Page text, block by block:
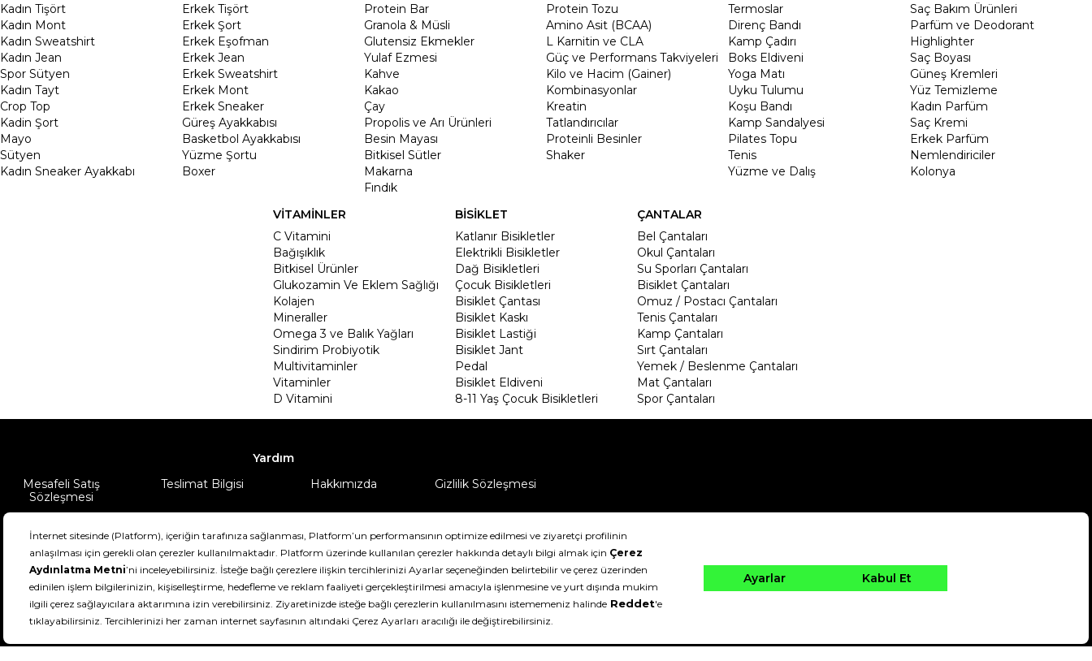
Kadın Tişört
Kadın Mont
Kadın Sweatshirt
Kadın Jean
Spor Sütyen
Kadın Tayt
Crop Top
Kadin Şort
Mayo
Sütyen
Kadın Sneaker Ayakkabı
Erkek Tişört
Erkek Şort
Erkek Eşofman
Erkek Jean
Erkek Sweatshirt
Erkek Mont
Erkek Sneaker
Güreş Ayakkabısı
Basketbol Ayakkabısı
Yüzme Şortu
Boxer
Protein Bar
Granola & Müsli
Glutensiz Ekmekler
Yulaf Ezmesi
Kahve
Kakao
Çay
Propolis ve Arı Ürünleri
Besin Mayası
Bitkisel Sütler
Makarna
Fındık
Protein Tozu
Amino Asit (BCAA)
L Karnitin ve CLA
Güç ve Performans Takviyeleri
Kilo ve Hacim (Gainer)
Kombinasyonlar
Kreatin
Tatlandırıcılar
Proteinli Besinler
Shaker
Termoslar
Direnç Bandı
Kamp Çadırı
Boks Eldiveni
Yoga Matı
Uyku Tulumu
Koşu Bandı
Kamp Sandalyesi
Pilates Topu
Tenis
Yüzme ve Dalış
Saç Bakım Ürünleri
Parfüm ve Deodorant
Highlighter
Saç Boyası
Güneş Kremleri
Yüz Temizleme
Kadın Parfüm
Saç Kremi
Erkek Parfüm
Nemlendiriciler
Kolonya
VİTAMİNLER
C Vitamini
Bağışıklık
Bitkisel Ürünler
Glukozamin Ve Eklem Sağlığı
Kolajen
Mineraller
Omega 3 ve Balık Yağları
Sindirim Probiyotik
Multivitaminler
Vitaminler
D Vitamini
BİSİKLET
Katlanır Bisikletler
Elektrikli Bisikletler
Dağ Bisikletleri
Çocuk Bisikletleri
Bisiklet Çantası
Bisiklet Kaskı
Bisiklet Lastiği
Bisiklet Jant
Pedal
Bisiklet Eldiveni
8-11 Yaş Çocuk Bisikletleri
ÇANTALAR
Bel Çantaları
Okul Çantaları
Su Sporları Çantaları
Bisiklet Çantaları
Omuz / Postacı Çantaları
Tenis Çantaları
Kamp Çantaları
Sırt Çantaları
Yemek / Beslenme Çantaları
Mat Çantaları
Spor Çantaları
Yardım
Mesafeli Satış
Sözleşmesi
Teslimat Bilgisi Hakkımızda Gizlilik Sözleşmesi
DeFactoFIT ©️ 2022-2026. Tüm hakları saklıdır.